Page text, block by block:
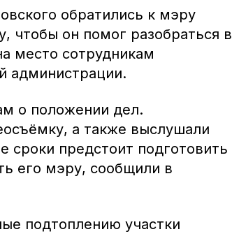
обратились к мэру
чтобы он помог разобраться в
место сотрудникам
администрации.
о положении дел.
а также выслушали
сроки предстоит подготовить
его мэру, сообщили в
подтоплению участки